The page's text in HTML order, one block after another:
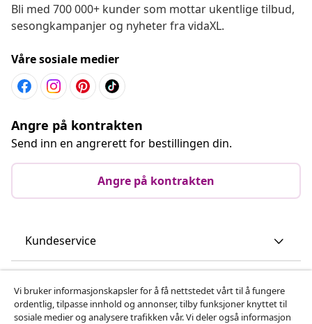
Bli med 700 000+ kunder som mottar ukentlige tilbud,
sesongkampanjer og nyheter fra vidaXL.
Våre sosiale medier
Angre på kontrakten
Send inn en angrerett for bestillingen din.
Angre på kontrakten
Kundeservice
Vi bruker informasjonskapsler for å få nettstedet vårt til å fungere
ordentlig, tilpasse innhold og annonser, tilby funksjoner knyttet til
sosiale medier og analysere trafikken vår. Vi deler også informasjon